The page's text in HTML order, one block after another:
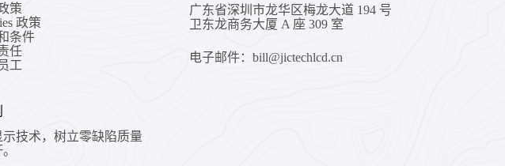
策
政策
条件
任
工
技术，树立零缺陷质量
广东省深圳市龙华区梅龙大道 194 号
卫东龙商务大厦 A 座 309 室
电子邮件：bill@jictechlcd.cn